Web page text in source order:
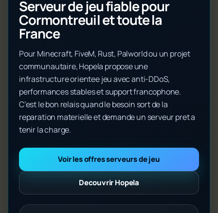
Serveur de jeu fiable pour
Cormontreuil et toute la
France
Pour Minecraft, FiveM, Rust, Palworld ou un projet
communautaire, Hopela propose une
infrastructure orientee jeu avec anti-DDoS,
performances stables et support francophone.
C’est le bon relais quand le besoin sort de la
reparation materielle et demande un serveur pret a
tenir la charge.
Voir les offres serveurs de jeu
Decouvrir Hopela